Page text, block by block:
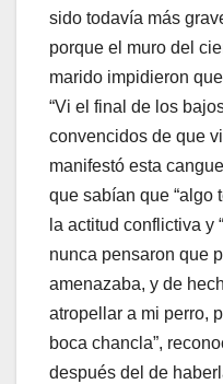
sido todavía más
porque el muro del
marido impidieron
“Vi el final de los
convencidos de que
manifestó esta
que sabían que “algo
la actitud conflictiva y
nunca pensaron que
amenazaba, y de
atropellar a mi perro,
boca chancla”,
después del de